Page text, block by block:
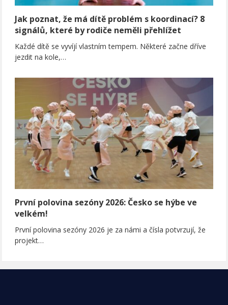
Jak poznat, že má dítě problém s koordinací? 8
signálů, které by rodiče neměli přehlížet
Každé dítě se vyvíjí vlastním tempem. Některé začne dříve
jezdit na kole,…
První polovina sezóny 2026: Česko se hýbe ve
velkém!
První polovina sezóny 2026 je za námi a čísla potvrzují, že
projekt…